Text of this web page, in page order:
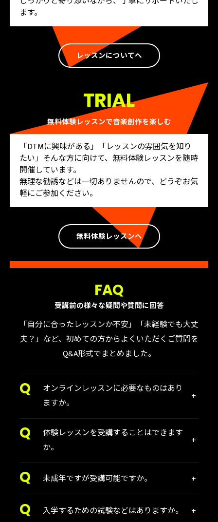
ます。
レッスンについてへ
TRIAL
無料体験レッスンで音楽創作を楽しむ
「DTMに興味がある」「レッスンの雰囲気を知り
たい」――そんな方に向けて、無料体験レッスンを随時
開催しています。
無理な勧誘などは一切ありませんので、どうぞお気
軽にご参加ください。
無料体験レッスンへ
受講前の様々な疑問や質問に回答
FAQ
「自分に合ったレッスンか不安」「未経験でも大丈
夫？」など、初めての方からよくいただくご質問を
Q&A形式でまとめました。
オンラインレッスンに必要なものはあり
ますか。
体験レッスンを受講することはできます
か。
未成年ですが受講可能ですか。
入学するための試験などはありますか。
お気軽にお問い合わせください